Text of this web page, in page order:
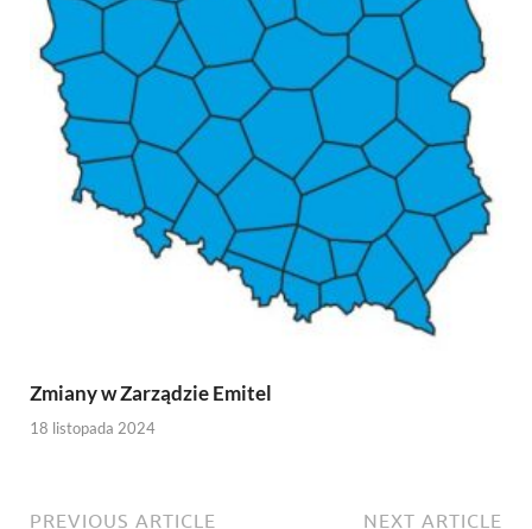
Zmiany w Zarządzie Emitel
18 listopada 2024
PREVIOUS ARTICLE NEXT ARTICLE